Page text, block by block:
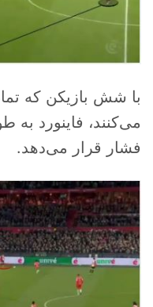
با شش بازیکن که
می‌کنند، فاینورد
فشار قرار می‌دهد.